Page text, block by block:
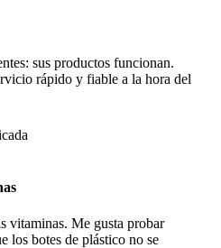
sus productos funcionan.
rápido y fiable a la hora del
vitaminas. Me gusta probar
los botes de plástico no se